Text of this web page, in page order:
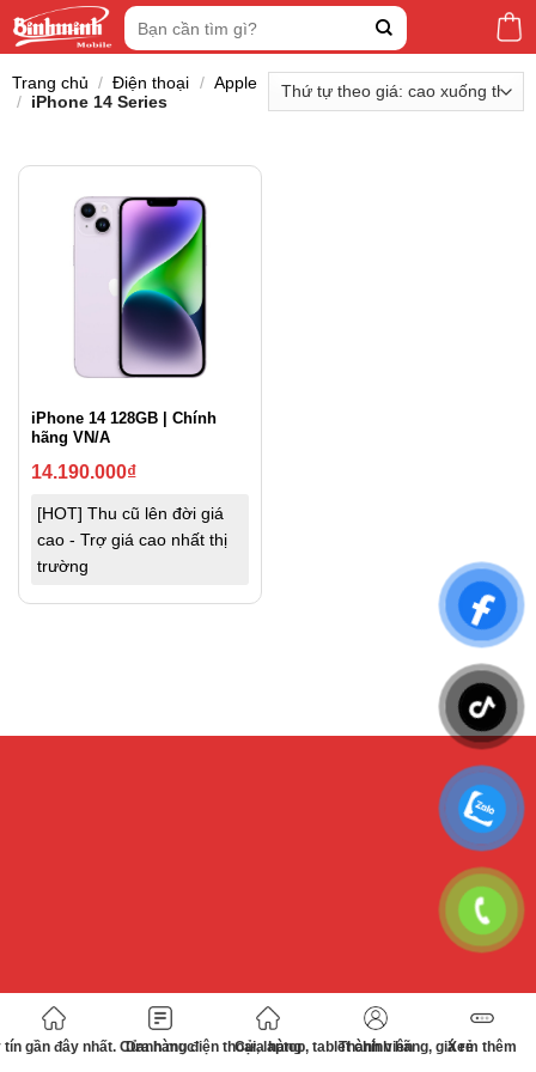
Tìm
kiếm:
gần đây nhất. Cửa hàng điện thoại, laptop, tablet chính hãng, giá rẻ
Danh mục Cửa hàng Thành viên Xem thêm
Trang chủ / Điện thoại / Apple
/ iPhone 14 Series
iPhone 14 128GB | Chính
hãng VN/A
14.190.000₫
[HOT] Thu cũ lên đời giá
cao - Trợ giá cao nhất thị
trường